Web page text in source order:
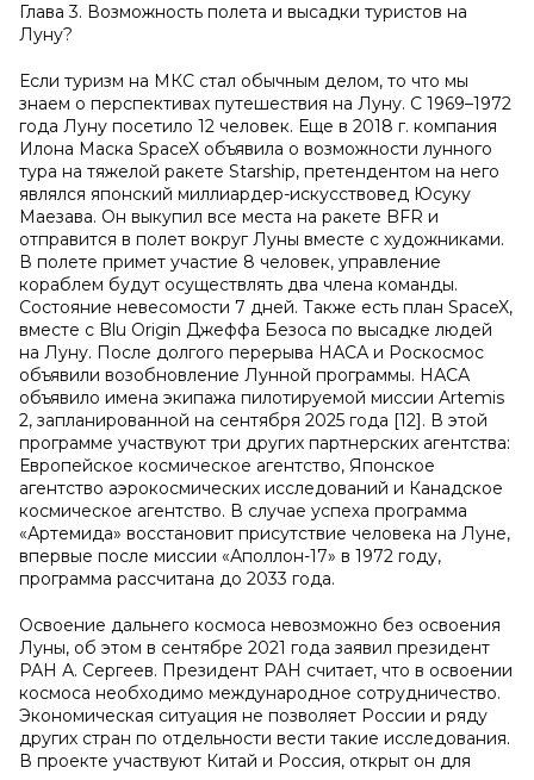
Глава 3. Возможность полета и высадки туристов на
Луну?
Если туризм на МКС стал обычным делом, то что мы
знаем о перспективах путешествия на Луну. С 1969–1972
года Луну посетило 12 человек. Еще в 2018 г. компания
Илона Маска SpaceX объявила о возможности лунного
тура на тяжелой ракете Starship, претендентом на него
являлся японский миллиардер-искусствовед Юсуку
Маезава. Он выкупил все места на ракете BFR и
отправится в полет вокруг Луны вместе с художниками.
В полете примет участие 8 человек, управление
кораблем будут осуществлять два члена команды.
Состояние невесомости 7 дней. Также есть план SpaceX,
вместе с Blu Origin Джеффа Безоса по высадке людей
на Луну. После долгого перерыва НАСА и Роскосмос
объявили возобновление Лунной программы. НАСА
объявило имена экипажа пилотируемой миссии Artemis
2, запланированной на сентября 2025 года [12]. В этой
программе участвуют три других партнерских агентства:
Европейское космическое агентство, Японское
агентство аэрокосмических исследований и Канадское
космическое агентство. В случае успеха программа
«Артемида» восстановит присутствие человека на Луне,
впервые после миссии «Аполлон-17» в 1972 году,
программа рассчитана до 2033 года.
Освоение дальнего космоса невозможно без освоения
Луны, об этом в сентябре 2021 года заявил президент
РАН А. Сергеев. Президент РАН считает, что в освоении
космоса необходимо международное сотрудничество.
Экономическая ситуация не позволяет России и ряду
других стран по отдельности вести такие исследования.
В проекте участвуют Китай и Россия, открыт он для